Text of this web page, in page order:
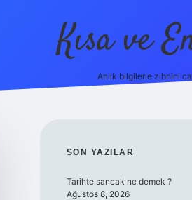
Kısa ve
Anlık bilgilerle zihnini
SIDEBAR
SON YAZILAR
Tarihte sancak ne demek ?
Ağustos 8, 2026